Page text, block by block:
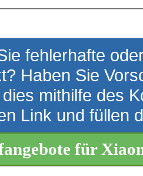
fehlerhafte
Haben Sie
mithilfe des
Link und füllen
für